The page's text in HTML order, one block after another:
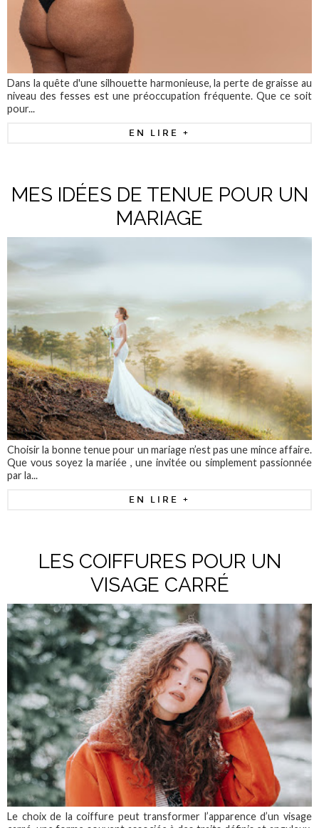
Dans la quête d'une silhouette harmonieuse, la perte de graisse au
niveau des fesses est une préoccupation fréquente. Que ce soit
pour...
EN LIRE +
MES IDÉES DE TENUE POUR UN
MARIAGE
Choisir la bonne tenue pour un mariage n’est pas une mince affaire.
Que vous soyez la mariée , une invitée ou simplement passionnée
par la...
EN LIRE +
LES COIFFURES POUR UN
VISAGE CARRÉ
Le choix de la coiffure peut transformer l’apparence d’un visage